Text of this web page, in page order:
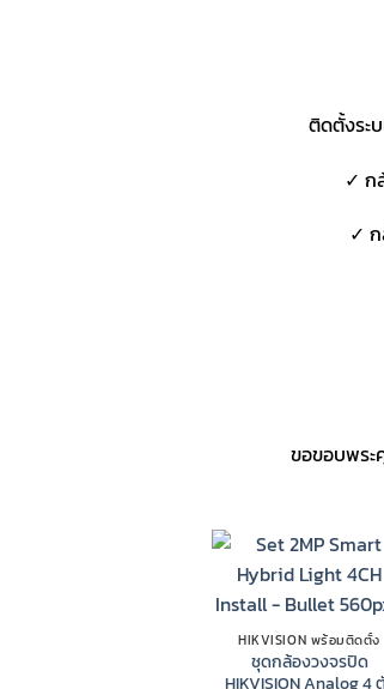
ติดตั้งระ
✓ ก
✓
ขอขอบพระ
HIKVISION พร้อมติดตั้ง
ชุดกล้องวงจรปิด
HIKVISION Analog 4